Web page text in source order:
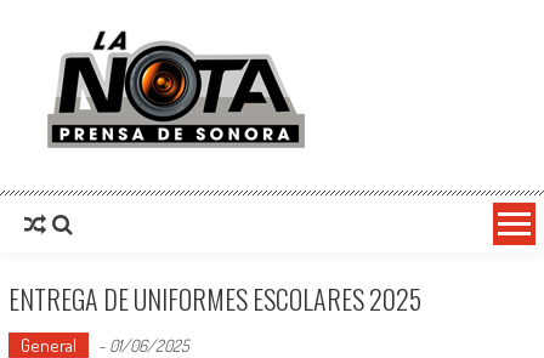
La Nota Prensa De Sonora
ENTREGA DE UNIFORMES ESCOLARES 2025
General - 01/06/2025